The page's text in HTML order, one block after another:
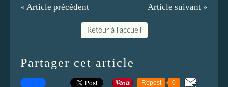
« Article précédent Article suivant »
Retour à l'accueil
Partager cet article
Repost 0